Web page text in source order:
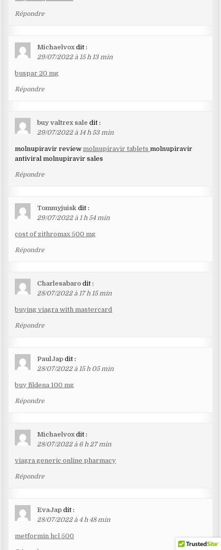
Répondre
Michaelvox dit :
29/07/2022 à 15 h 13 min
buspar 20 mg
Répondre
buy valtrex sale dit :
29/07/2022 à 14 h 53 min
molnupiravir review molnupiravir tabletsmolnupiravir
antiviral molnupiravir sales
Répondre
Tommyjuisk dit :
29/07/2022 à 1 h 54 min
cost of zithromax 500 mg
Répondre
Charlesabaro dit :
28/07/2022 à 17 h 15 min
buying viagra with mastercard
Répondre
PaulJap dit :
28/07/2022 à 15 h 05 min
buy fildena 100 mg
Répondre
Michaelvox dit :
28/07/2022 à 6 h 27 min
viagra generic online pharmacy
Répondre
EvaJap dit :
28/07/2022 à 4 h 48 min
metformin hcl 500